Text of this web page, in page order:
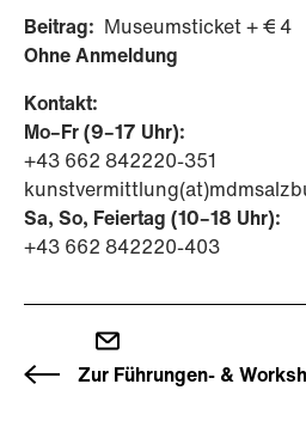
Beitrag: Museumsticket + € 4
Ohne Anmeldung
Kontakt:
Mo–Fr (9–17 Uhr):
+43 662 842220-351
Sa, So, Feiertag (10–18 Uhr):
+43 662 842220-403
Zur Führungen- &